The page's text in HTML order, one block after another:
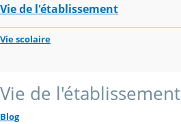
Vie de l'établissement
Vie scolaire
Vie de l'établissement
Blog